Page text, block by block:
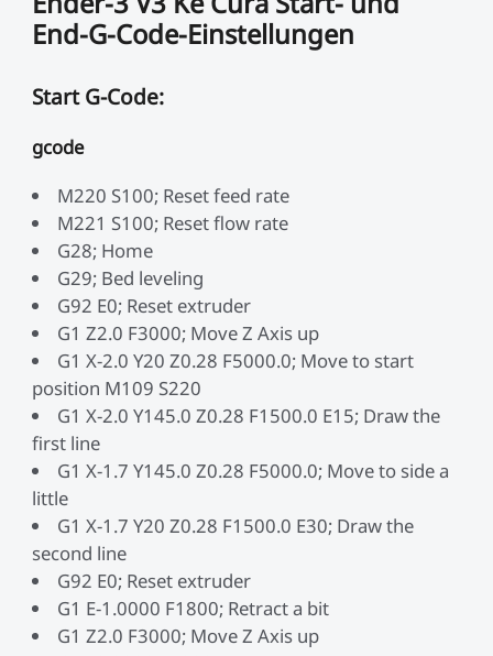
End-G-Code-Einstellungen
Start G-Code:
gcode
M220 S100; Reset feed rate
M221 S100; Reset flow rate
G28; Home
G29; Bed leveling
G92 E0; Reset extruder
G1 Z2.0 F3000; Move Z Axis up
G1 X-2.0 Y20 Z0.28 F5000.0; Move to start
position M109 S220
G1 X-2.0 Y145.0 Z0.28 F1500.0 E15; Draw the
first line
G1 X-1.7 Y145.0 Z0.28 F5000.0; Move to side a
little
G1 X-1.7 Y20 Z0.28 F1500.0 E30; Draw the
second line
G92 E0; Reset extruder
G1 E-1.0000 F1800; Retract a bit
G1 Z2.0 F3000; Move Z Axis up